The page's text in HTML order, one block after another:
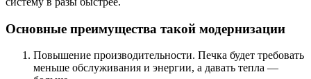
Основные преимущества такой модернизации
Повышение производительности. Печка будет требовать
меньше обслуживания и энергии, а давать тепла —